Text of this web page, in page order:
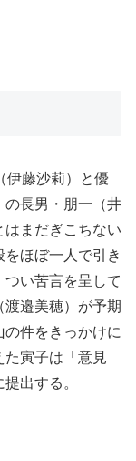
伊藤沙莉）と優
の長男・朋一（井
はまだぎこちない
ほぼ一人で引き
い苦言を呈して
邉美穂）が予期
件をきっかけに
た寅子は「意見
出する。